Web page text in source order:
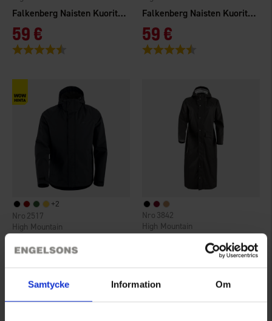
Samtycke Information Om
Falkenberg Naisten Kuoritakki 2.0 WP
59 €
Arvio:
Falkenberg Naisten Kuoritakki 2.0 WP
59 €
Arvio:
+2
High Mountain
2517
59 €
Alvik Naisten Sadetakki WP
High Mountain
3842
55 €